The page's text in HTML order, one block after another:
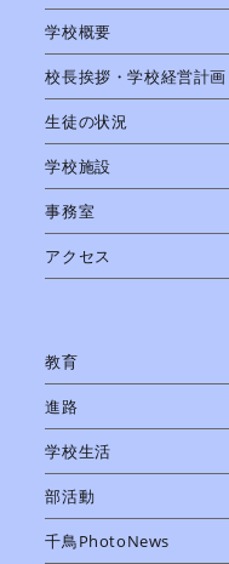
学校概要
校長挨拶・学校経営計画
生徒の状況
学校施設
事務室
アクセス
教育
進路
学校生活
部活動
千鳥PhotoNews